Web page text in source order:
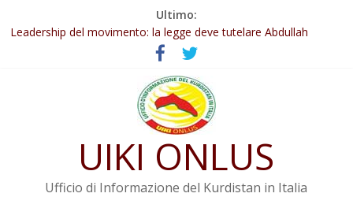
Ultimo:
Abdullah Öcalan: Le legge negativa deve essere trasformata in
legge positiva
Leadership del movimento: la legge deve tutelare Abdullah
Commissione donne del KNK: Şengal è di nuovo sotto minaccia
Non tenere conto della situazione di Rêber Apo ostacolerebbe
Il KNK chiede un’azione internazionale contro i crimini di guerra
UIKI ONLUS
Ufficio di Informazione del Kurdistan in Italia